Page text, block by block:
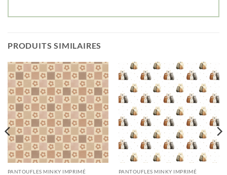
PRODUITS SIMILAIRES
PANTOUFLES MINKY IMPRIMÉ PANTOUFLES MINKY IMPRIMÉ